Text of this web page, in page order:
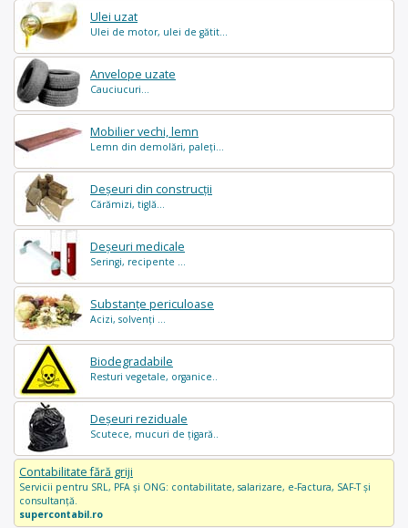
Ulei uzat
Ulei de motor, ulei de gătit...
Anvelope uzate
Cauciucuri...
Mobilier vechi, lemn
Lemn din demolări, paleți...
Deșeuri din construcții
Cărămizi, tiglă...
Deșeuri medicale
Seringi, recipente ...
Substanțe periculoase
Acizi, solvenți ...
Biodegradabile
Resturi vegetale, organice..
Deșeuri reziduale
Scutece, mucuri de țigară..
Contabilitate fără griji
Servicii pentru SRL, PFA și ONG: contabilitate, salarizare, e-Factura, SAF-T și
consultanță.
supercontabil.ro